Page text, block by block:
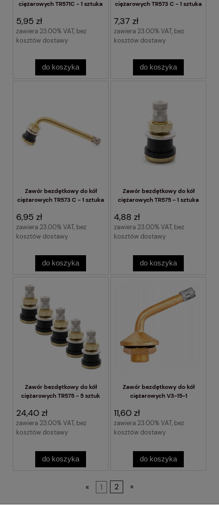
ciężarowych TR571C - 1 sztuka
5,95 zł
zawiera 23.00% VAT, bez
kosztów dostawy
do koszyka
ciężarowych TR573 C - 1 sztuka
7,37 zł
zawiera 23.00% VAT, bez
kosztów dostawy
do koszyka
Zawór bezdętkowy do kół
ciężarowych TR573 C - 1 sztuka
6,95 zł
zawiera 23.00% VAT, bez
kosztów dostawy
do koszyka
Zawór bezdętkowy do kół
ciężarowych TR575 - 1 sztuka
4,88 zł
zawiera 23.00% VAT, bez
kosztów dostawy
do koszyka
Zawór bezdętkowy do kół
ciężarowych TR575 - 5 sztuk
24,40 zł
zawiera 23.00% VAT, bez
kosztów dostawy
do koszyka
Zawór bezdętkowy do kół
ciężarowych V3-15-1
11,60 zł
zawiera 23.00% VAT, bez
kosztów dostawy
do koszyka
« 1 2 »